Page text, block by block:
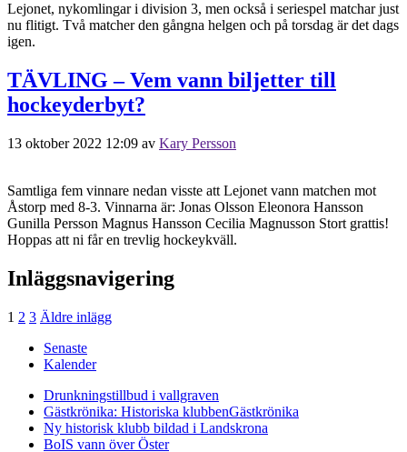
Lejonet, nykomlingar i division 3, men också i seriespel matchar just
nu flitigt. Två matcher den gångna helgen och på torsdag är det dags
igen.
TÄVLING – Vem vann biljetter till
hockeyderbyt?
13 oktober 2022 12:09 av Kary Persson
Samtliga fem vinnare nedan visste att Lejonet vann matchen mot
Åstorp med 8-3. Vinnarna är: Jonas Olsson Eleonora Hansson
Gunilla Persson Magnus Hansson Cecilia Magnusson Stort grattis!
Hoppas att ni får en trevlig hockeykväll.
Inläggsnavigering
1 2 3 Äldre inlägg
Senaste
Kalender
Drunkningstillbud i vallgraven
Gästkrönika: Historiska klubbenGästkrönika
Ny historisk klubb bildad i Landskrona
BoIS vann över Öster